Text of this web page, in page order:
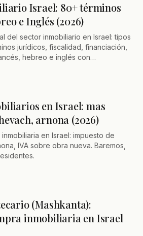
es esencial para desbloquear
proyectos inmobiliarios,
deben seguir un
para probar sus derechos y
Israel: 80+ términos
e Inglés (2026)
del sector inmobiliario en Israel: tipos
jurídicos, fiscalidad, financiación,
hebreo e inglés con
en Israel: mas
arnona (2026)
en Israel: impuesto de
IVA sobre obra nueva. Baremos,
(Mashkanta):
inmobiliaria en Israel